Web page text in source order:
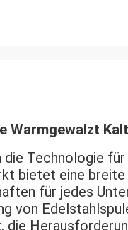
Warmgewalzt
Technologie
bietet eine
für jedes
von
die